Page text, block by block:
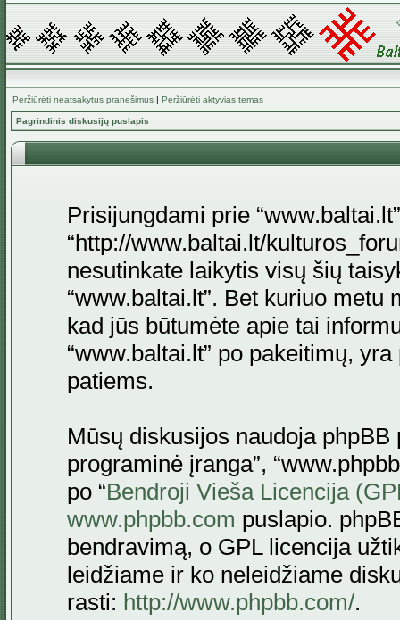
Peržiūrėti neatsakytus pranešimus | Peržiūrėti aktyvias temas
Pagrindinis diskusijų puslapis
Prisijungdami prie
“http://www.baltai.lt/
nesutinkate laikytis visų šių
“www.baltai.lt”. Bet kuriuo
kad jūs būtumėte apie tai
“www.baltai.lt” po pakeitimų,
patiems.
Mūsų diskusijos naudoja phpBB
programinė įranga”,
po “Bendroji Vieša Licencija
www.phpbb.com puslapio.
bendravimą, o GPL licencija
leidžiame ir ko neleidžiame
rasti: http://www.phpbb.com/.